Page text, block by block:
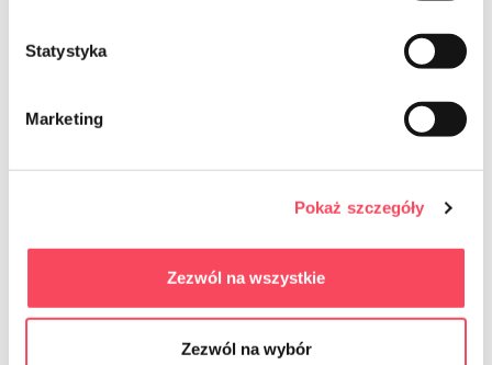
Statystyka
Marketing
Pokaż szczegóły
Zezwól na wszystkie
Zezwól na wybór
7521220
viGO! Premium Food foil 20m
7.19 złgross
7525610
viGO! Food foil 10 m
9.59 złgross